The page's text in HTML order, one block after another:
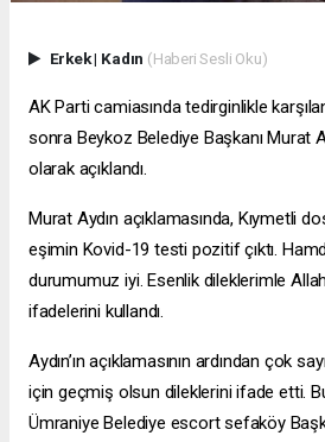
Erkek| Kadın (Haberi Sesli Oku)
AK Parti camiasında tedirginlikle
sonra Beykoz Belediye Başkanı Murat
olarak açıklandı.
Murat Aydın açıklamasında, Kıymetli
eşimin Kovid-19 testi pozitif çıktı.
durumumuz iyi. Esenlik dileklerimle
ifadelerini kullandı.
Aydın’ın açıklamasının ardından çok
için geçmiş olsun dileklerini ifade etti.
Ümraniye Belediye escort sefaköy